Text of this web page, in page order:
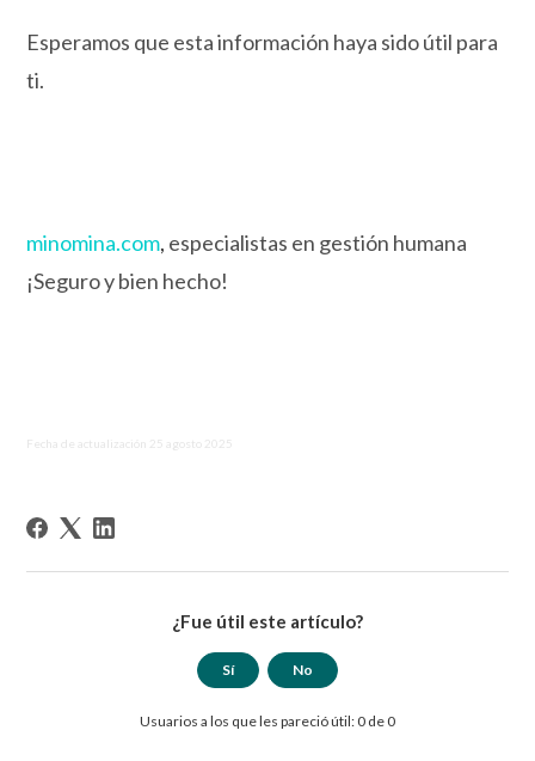
Esperamos que esta información haya sido útil para
ti.
minomina.com, especialistas en gestión humana
¡Seguro y bien hecho!
Fecha de actualización 25 agosto 2025
¿Fue útil este artículo?
Sí No
Usuarios a los que les pareció útil: 0 de 0